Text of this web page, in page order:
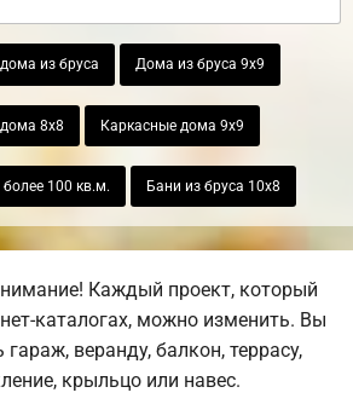
из бруса Дома из бруса 9х9
8х8 Каркасные дома 9х9
100 кв.м. Бани из бруса 10х8
Каждый проект, который
каталогах, можно изменить. Вы
веранду, балкон, террасу,
крыльцо или навес.